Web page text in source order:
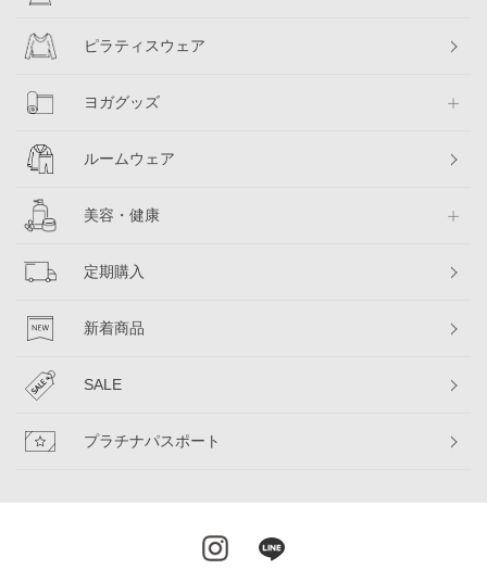
ピラティスウェア
ヨガグッズ
ルームウェア
美容・健康
定期購入
新着商品
SALE
プラチナパスポート